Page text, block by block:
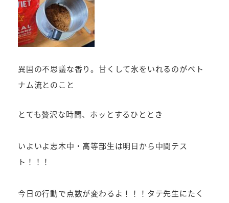
異国の不思議な香り。甘くして氷をいれるのがベト
ナム流とのこと
とても贅沢な時間、ホッとするひととき
いよいよ志木中・高等部生は明日から中間テス
ト！！！
今日の行動で点数が変わるよ！！！タテ先生にたく